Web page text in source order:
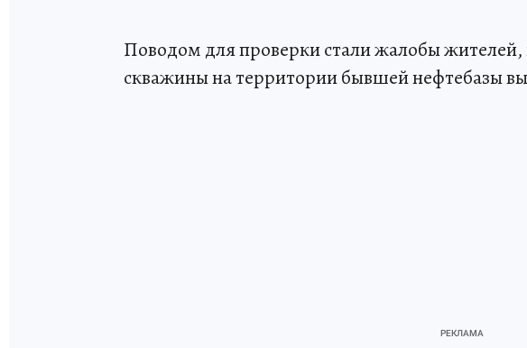
Поводом для проверки стали жалобы
скважины на территории бывшей нефтебазы